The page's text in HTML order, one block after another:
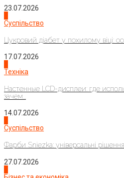
23.07.2026
Суспільство
Цукровий діабет у похилому віці:
17.07.2026
Техніка
Настенные LCD-дисплеи: где
зачем...
14.07.2026
Суспільство
Фарби Sniezka: універсальні рішення
27.07.2026